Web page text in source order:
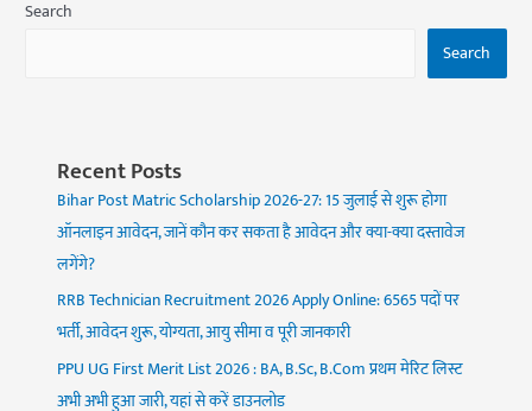
Search
Search
Recent Posts
Bihar Post Matric Scholarship 2026-27: 15 जुलाई से शुरू होगा
ऑनलाइन आवेदन, जानें कौन कर सकता है आवेदन और क्या-क्या दस्तावेज
लगेंगे?
RRB Technician Recruitment 2026 Apply Online: 6565 पदों पर
भर्ती, आवेदन शुरू, योग्यता, आयु सीमा व पूरी जानकारी
PPU UG First Merit List 2026 : BA, B.Sc, B.Com प्रथम मेरिट लिस्ट
अभी अभी हुआ जारी, यहां से करें डाउनलोड